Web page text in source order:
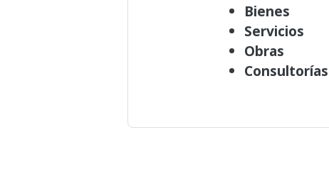
Bienes
Servicios
Obras
Consultorías